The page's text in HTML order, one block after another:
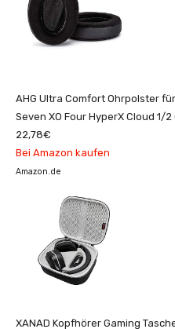
AHG Ultra Comfort Ohrpolster
Seven XO Four HyperX Cloud 1/
HD280PRO AKG K550/K551/K553...
22,78€
Bei Amazon kaufen
Amazon.de
XANAD Kopfhörer Gaming